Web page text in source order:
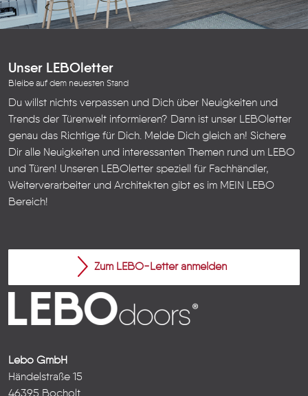
Unser LEBOletter
Bleibe auf dem neuesten Stand
Du willst nichts verpassen und Dich über Neuigkeiten und
Trends der Türenwelt informieren? Dann ist unser LEBOletter
genau das Richtige für Dich. Melde Dich gleich an! Sichere
Dir alle Neuigkeiten und interessanten Themen rund um LEBO
und Türen! Unseren LEBOletter speziell für Fachhändler,
Weiterverarbeiter und Architekten gibt es im MEIN LEBO
Bereich!
Zum LEBO-Letter anmelden
Lebo GmbH
Händelstraße 15